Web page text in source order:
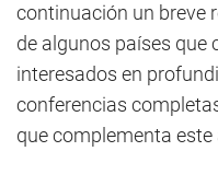
continuación un breve
de algunos países que
interesados en
conferencias
que complementa este